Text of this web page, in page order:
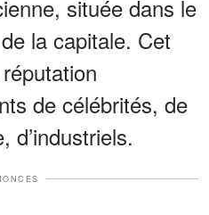
située dans le
la capitale. Cet
de célébrités, de
d’industriels.